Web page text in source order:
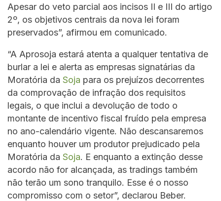
Apesar do veto parcial aos incisos II e III do artigo
2º, os objetivos centrais da nova lei foram
preservados”, afirmou em comunicado.
“A Aprosoja estará atenta a qualquer tentativa de
burlar a lei e alerta as empresas signatárias da
Moratória da Soja para os prejuízos decorrentes
da comprovação de infração dos requisitos
legais, o que inclui a devolução de todo o
montante de incentivo fiscal fruído pela empresa
no ano-calendário vigente. Não descansaremos
enquanto houver um produtor prejudicado pela
Moratória da Soja. E enquanto a extinção desse
acordo não for alcançada, as tradings também
não terão um sono tranquilo. Esse é o nosso
compromisso com o setor”, declarou Beber.